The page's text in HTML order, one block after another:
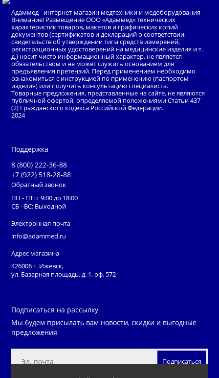
Адаммед - интернет-магазин медтехники и медоборудования
Внимание! Размещение ООО «Адаммед» технических
характеристик товаров, макетов и графических копий
документов (сертификатов и деклараций о соответствии,
свидетельств об утверждении типа средств измерений,
регистрационных удостоверений на медицинские изделия и т.
д.) носит чисто информационный характер, не является
обязательством и не может служить основанием для
предъявления претензий. Перед применением необходимо
ознакомиться с инструкцией по применению (паспортом
изделия) или получить консультацию специалиста.
Товарные предложения, представленные на сайте, не являются
публичной офертой, определяемой положениями Статьи 437
(2) Гражданского кодекса Российской Федерации.
2024
Поддержка
8 (800) 222-36-88
+7 (922) 518-28-88
Обратный звонок
ПН - ПТ: с 9:00 до 18:00
СБ - ВС: Выходной
Электронная почта
info@adammed.ru
Адрес магазина
426006 г. Ижевск,
ул. Базарная площадь, д. 1, оф. 572
Подписаться на рассылку
Мы будем присылать вам новости, скидки и выгодные
предложения
Подписаться